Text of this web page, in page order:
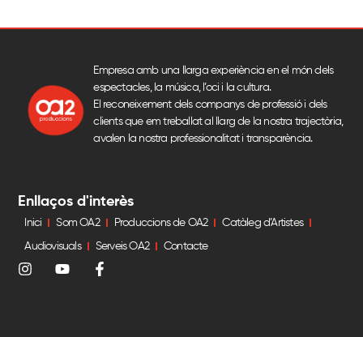
Empresa amb una llarga experiència en el món dels
espectacles, la música, l’oci i la cultura.
El reconeixement dels companys de professió i dels
clients que em treballat al llarg de la nostra trajectòria,
avalen la nostra professionalitat i transparència.
Enllaços d'interès
Inici Som OA2 Produccions de OA2 Catàleg d’Artistes
Audiovisuals Serveis OA2 Contacte